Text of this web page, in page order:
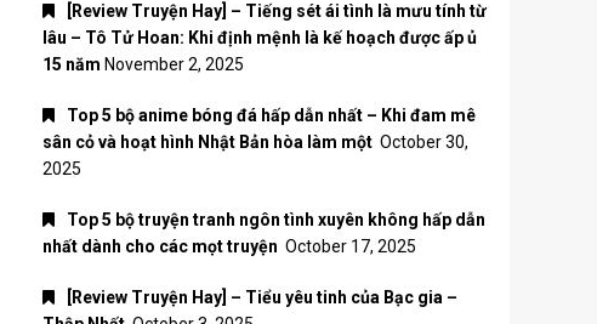
[Review Truyện Hay] – Tiếng sét ái tình là mưu tính từ
lâu – Tô Tử Hoan: Khi định mệnh là kế hoạch được ấp ủ
15 năm November 2, 2025
Top 5 bộ anime bóng đá hấp dẫn nhất – Khi đam mê
sân cỏ và hoạt hình Nhật Bản hòa làm một October 30,
2025
Top 5 bộ truyện tranh ngôn tình xuyên không hấp dẫn
nhất dành cho các mọt truyện October 17, 2025
[Review Truyện Hay] – Tiểu yêu tinh của Bạc gia –